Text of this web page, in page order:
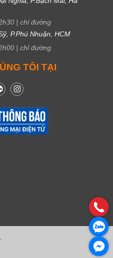
| chỉ đường
P.Phú Nhuận, HCM
| chỉ đường
TÔI TẠI